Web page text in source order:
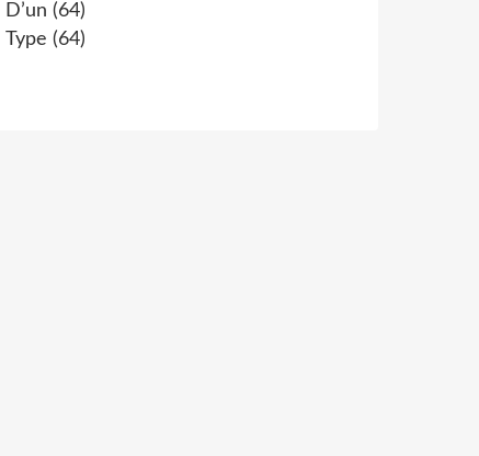
D’un (64)
Type (64)